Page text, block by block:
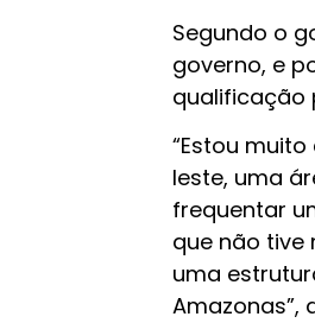
Segundo o
governo, e
qualificação
“Estou
leste, uma
frequentar
que não tive
uma
Amazonas”,